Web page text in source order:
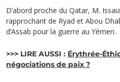
D’abord proche du Qatar, M.
rapprochant de Ryad et Abou
d’Assab pour la guerre au Yémen.
>>> LIRE AUSSI : Érythrée-
négociations de paix ?